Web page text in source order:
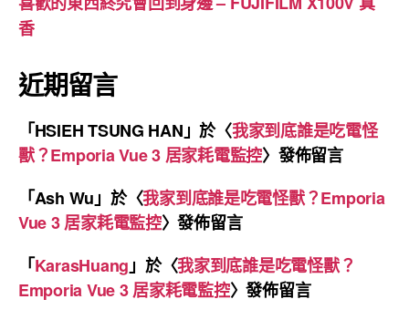
香
近期留言
「HSIEH TSUNG HAN 」於〈我家到底誰是吃電怪
獸？Emporia Vue 3 居家耗電監控〉發佈留言
「Ash Wu 」於〈我家到底誰是吃電怪獸？Emporia
Vue 3 居家耗電監控〉發佈留言
「KarasHuang 」於〈我家到底誰是吃電怪獸？
Emporia Vue 3 居家耗電監控〉發佈留言